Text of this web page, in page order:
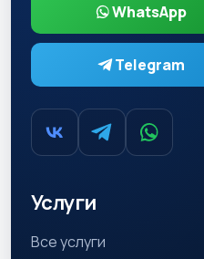
WhatsApp
Telegram
Услуги
Все услуги